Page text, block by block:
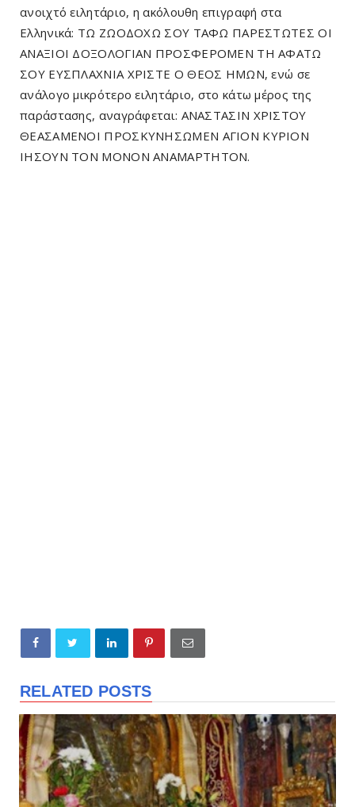
ανοιχτό ειλητάριο, η ακόλουθη επιγραφή στα
Ελληνικά: ΤΩ ΖΩΟΔΟΧΩ ΣΟΥ ΤΑΦΩ ΠΑΡΕΣΤΩΤΕΣ ΟΙ
ΑΝΑΞΙΟΙ ΔΟΞΟΛΟΓΙΑΝ ΠΡΟΣΦΕΡΟΜΕΝ ΤΗ ΑΦΑΤΩ
ΣΟΥ ΕΥΣΠΛΑΧΝΙΑ ΧΡΙΣΤΕ Ο ΘΕΟΣ ΗΜΩΝ, ενώ σε
ανάλογο μικρότερο ειλητάριο, στο κάτω μέρος της
παράστασης, αναγράφεται: ΑΝΑΣΤΑΣΙΝ ΧΡΙΣΤΟΥ
ΘΕΑΣΑΜΕΝΟΙ ΠΡΟΣΚΥΝΗΣΩΜΕΝ ΑΓΙΟΝ ΚΥΡΙΟΝ
ΙΗΣΟΥΝ ΤΟΝ ΜΟΝΟΝ ΑΝΑΜΑΡΤΗΤΟΝ.
RELATED POSTS